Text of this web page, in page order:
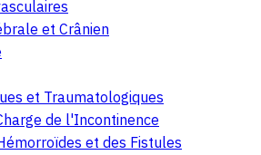
et Crânien
et Traumatologiques
de l'Incontinence
et des Fistules